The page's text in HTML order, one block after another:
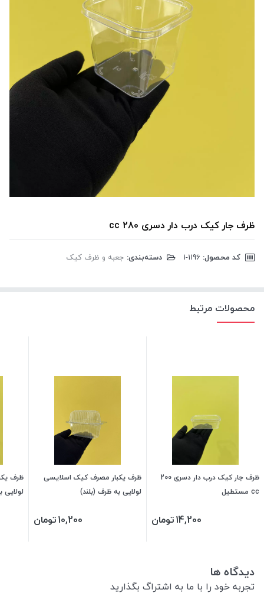
ظرف جار کیک درب دار دسری 280 cc
کد محصول: دسته‌بندی: جعبه و ظرف کیک
محصولات مرتبط
ظرف جار کیک درب دار دسری 200
cc مستطیل
14,200تومان
ظرف یکبار مصرف کیک اسلایسی
لولایی به ظرف (بلند)
10,200تومان
ظرف
دیدگاه ها
تجربه خود را با ما به اشتراگ بگذارید